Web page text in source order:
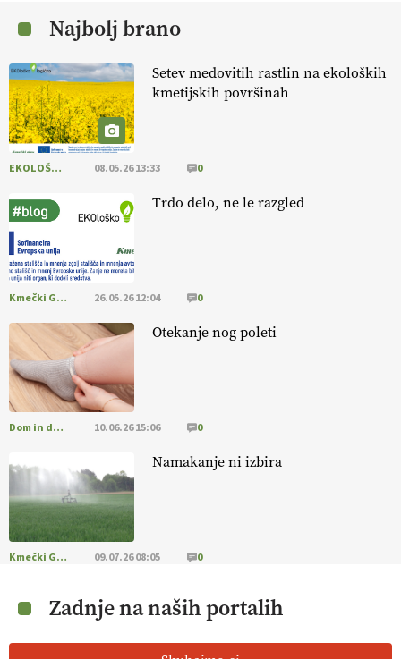
EKOloško = logično: ekološka kmetija
EKOloško = logično: VLOG Okus je
pomembnejši od izgleda
EKOloško = logično: ekološka kmetija PR'
Najbolj brano
Setev medovitih rastlin na ekoloških
kmetijskih površinah
EKOLOŠKO LOGIČNO 08.05.26 13:33 0
Trdo delo, ne le razgled
Kmečki Glas 26.05.26 12:04 0
Otekanje nog poleti
Dom in družina 10.06.26 15:06 0
Namakanje ni izbira
Kmečki Glas 09.07.26 08:05 0
Zadnje na naših portalih